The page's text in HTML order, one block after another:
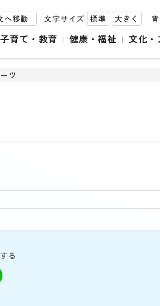
へ移動 文字サイズ 標準 大きく
子育て・教育 健康・福祉 文化
ツ
る